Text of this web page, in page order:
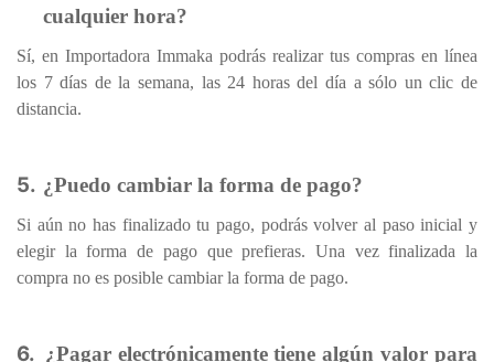
cualquier hora?
Sí, en Importadora Immaka podrás realizar tus compras en línea
los 7 días de la semana, las 24 horas del día a sólo un clic de
distancia.
5. ¿Puedo cambiar la forma de pago?
Si aún no has finalizado tu pago, podrás volver al paso inicial y
elegir la forma de pago que prefieras. Una vez finalizada la
compra no es posible cambiar la forma de pago.
6. ¿Pagar electrónicamente tiene algún valor para